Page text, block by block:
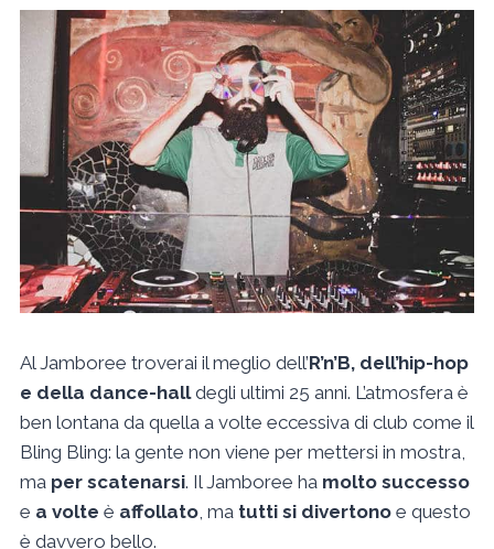
Al Jamboree troverai il meglio dell’R’n’B, dell’hip-hop
e della dance-halldegli ultimi 25 anni. L’atmosfera è
ben lontana da quella a volte eccessiva di club come il
Bling Bling: la gente non viene per mettersi in mostra,
ma per scatenarsi. Il Jamboree ha molto successo
e a volte è affollato, ma tutti si divertonoe questo
è davvero bello.